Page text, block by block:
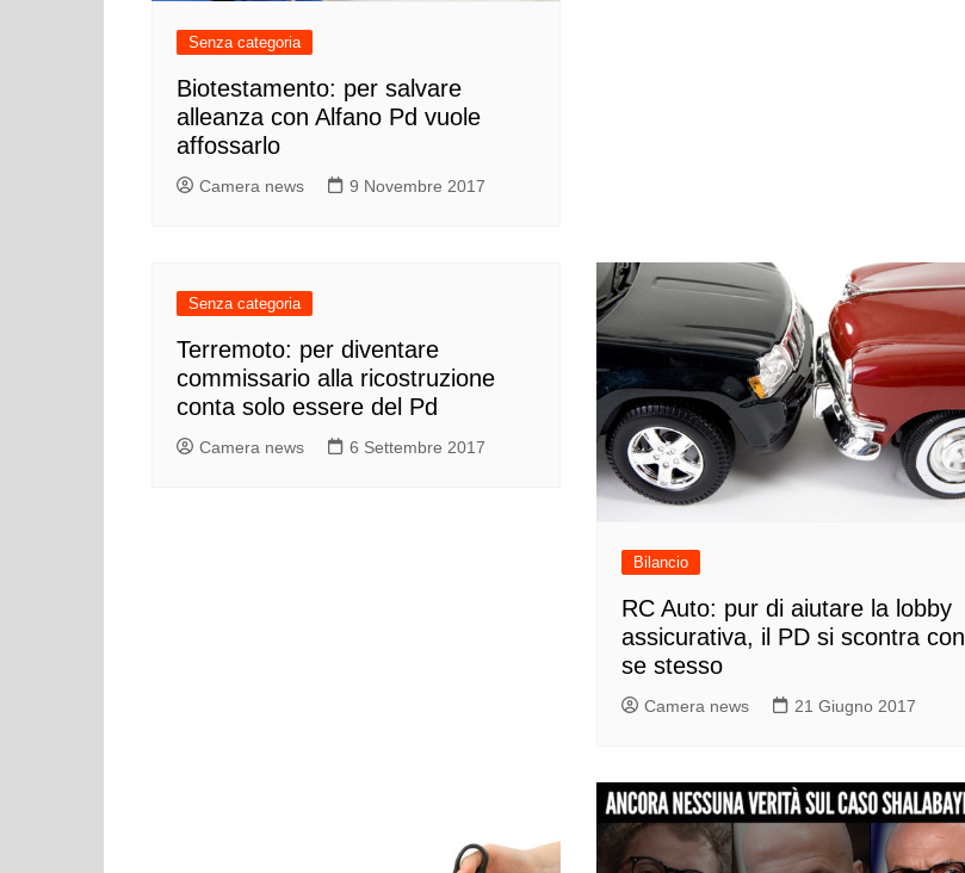
Cultura ed Istruzione
Eventi
Finanze e tesoro
Senza categoria
Biotestamento: per salvare
alleanza con Alfano Pd vuole
affossarlo
Camera news 9 Novembre 2017
Senza categoria
Terremoto: per diventare
commissario alla ricostruzione
conta solo essere del Pd
Camera news 6 Settembre 2017
Bilancio
RC Auto: pur di aiutare la lobby
assicurativa, il PD si scontra con
se stesso
Camera news 21 Giugno 2017